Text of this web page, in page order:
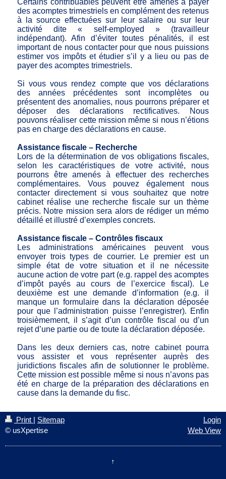
Certains contribuables peuvent être amenés à payer
des acomptes trimestriels en complément des retenus
à la source effectuées sur leur salaire ou sur leur
activité dite « self-employed » (travailleur
indépendant). Afin d’éviter toutes pénalités, il est
important de nous contacter pour que nous puissions
estimer vos impôts et étudier s’il y a lieu ou pas de
payer des acomptes trimestriels.
Si vous vous rendez compte que vos déclarations
des années précédentes sont incomplètes ou
présentent des anomalies, nous pourrons préparer et
déposer des déclarations rectificatives. Nous
pouvons réaliser cette mission même si nous n’étions
pas en charge des déclarations en cause.
Assistance fiscale – Recherche
Lors de la détermination de vos obligations fiscales,
selon les caractéristiques de votre activité, nous
pourrons être amenés à effectuer des recherches
complémentaires. Vous pouvez également nous
contacter directement si vous souhaitez que notre
cabinet réalise une recherche fiscale sur un thème
précis. Notre mission sera alors de rédiger un mémo
détaillé et illustré d’exemples concrets.
Assistance fiscale – Contrôles fiscaux
Les administrations américaines peuvent vous
envoyer trois types de courrier. Le premier est un
simple état de votre situation et il ne nécessite
aucune action de votre part (e.g. rappel des acomptes
d’impôt payés au cours de l’exercice fiscal). Le
deuxième est une demande d’information (e.g. il
manque un formulaire dans la déclaration déposée
pour que l’administration puisse l’enregistrer). Enfin
troisièmement, il s’agit d’un contrôle fiscal ou d’un
rejet d’une partie ou de toute la déclaration déposée.
Dans les deux derniers cas, notre cabinet pourra
vous assister et vous représenter auprès des
juridictions fiscales afin de solutionner le problème.
Cette mission est possible même si nous n’avons pas
été en charge de la préparation des déclarations en
cause dans la demande du fisc.
Print | Sitemap
© usXpertise
Login
Web View
↑